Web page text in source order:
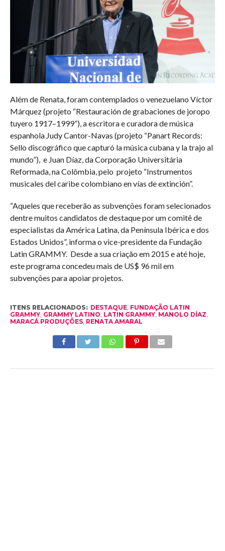
Além de Renata, foram contemplados o venezuelano Víctor
Márquez (projeto “Restauración de grabaciones de joropo
tuyero 1917–1999”), a escritora e curadora de música
espanhola Judy Cantor-Navas (projeto “Panart Records:
Sello discográfico que capturó la música cubana y la trajo al
mundo”), e Juan Díaz, da Corporação Universitária
Reformada, na Colômbia, pelo projeto “Instrumentos
musicales del caribe colombiano en vías de extinción”.
“Aqueles que receberão as subvenções foram selecionados
dentre muitos candidatos de destaque por um comitê de
especialistas da América Latina, da Península Ibérica e dos
Estados Unidos”, informa o vice-presidente da Fundação
Latin GRAMMY. Desde a sua criação em 2015 e até hoje,
este programa concedeu mais de US$ 96 mil em
subvenções para apoiar projetos.
ITENS RELACIONADOS: DESTAQUE, FUNDAÇÃO LATIN
GRAMMY, GRAMMY LATINO, LATIN GRAMMY, MANOLO DÍAZ,
MARACÁ PRODUÇÕES, RENATA AMARAL